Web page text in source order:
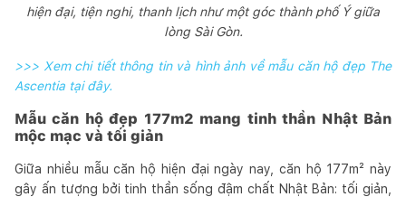
hiện đại, tiện nghi, thanh lịch như một góc thành phố Ý giữa
lòng Sài Gòn.
>>> Xem chi tiết thông tin và hình ảnh về mẫu căn hộ đẹp The
Ascentia tại đây.
Mẫu căn hộ đẹp 177m2 mang tinh thần Nhật Bản
mộc mạc và tối giản
Giữa nhiều mẫu căn hộ hiện đại ngày nay, căn hộ 177m² này
gây ấn tượng bởi tinh thần sống đậm chất Nhật Bản: tối giản,